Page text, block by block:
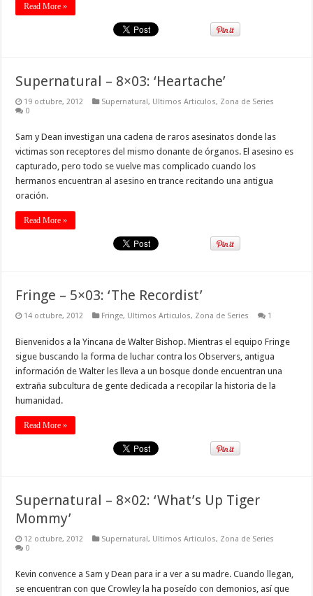
Read More »
Supernatural – 8×03: ‘Heartache’
19 octubre, 2012 Supernatural, Ultimos Articulos, Zona de Series
0
Sam y Dean investigan una cadena de raros asesinatos donde las
victimas son receptores del mismo donante de órganos. El asesino es
capturado, pero todo se vuelve mas complicado cuando los
hermanos encuentran al asesino en trance recitando una antigua
oración.
Read More »
Fringe – 5×03: ‘The Recordist’
14 octubre, 2012 Fringe, Ultimos Articulos, Zona de Series 1
Bienvenidos a la Yincana de Walter Bishop. Mientras el equipo Fringe
sigue buscando la forma de luchar contra los Observers, antigua
información de Walter les lleva a un bosque donde encuentran una
extraña subcultura de gente dedicada a recopilar la historia de la
humanidad.
Read More »
Supernatural – 8×02: ‘What’s Up Tiger
Mommy’
12 octubre, 2012 Supernatural, Ultimos Articulos, Zona de Series
0
Kevin convence a Sam y Dean para ir a ver a su madre. Cuando llegan,
se encuentran con que Crowley la ha poseído con demonios, así que